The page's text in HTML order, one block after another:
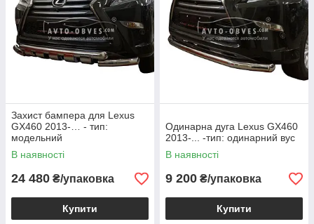
Захист бампера для Lexus
GX460 2013-… - тип:
модельний
В наявності
24 480 ₴/упаковка
Купити
Одинарна дуга Lexus GX460
2013-... -тип: одинарний вус
В наявності
9 200 ₴/упаковка
Купити